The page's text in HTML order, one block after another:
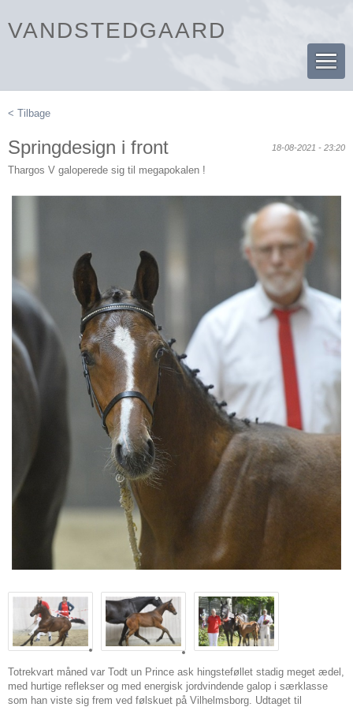
VANDSTEDGAARD
< Tilbage
Springdesign i front 18-08-2021 - 23:20
Thargos V galoperede sig til megapokalen !
Totrekvart måned var Todt un Prince ask hingsteføllet stadig meget ædel,
med hurtige reflekser og med energisk jordvindende galop i særklasse
som han viste sig frem ved følskuet på Vilhelmsborg. Udtaget til